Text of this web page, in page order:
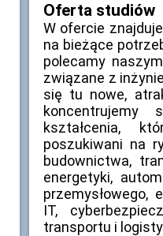
Oferta studiów
W ofercie
na bieżące
polecamy
związane z
się tu nowe,
kształcenia,
poszukiwani na
budownictwa,
energetyki,
przemysłowego,
IT,
transportu i